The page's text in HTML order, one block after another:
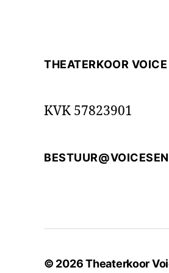
THEATERKOOR
KVK 57823901
© 2026Theaterkoor